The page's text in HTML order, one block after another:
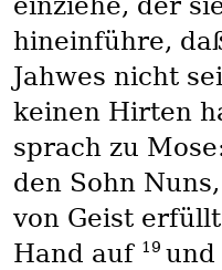
hineinführe,
Jahwes nicht
keinen Hirten
sprach zu
den Sohn
von Geist
Hand auf 19 und